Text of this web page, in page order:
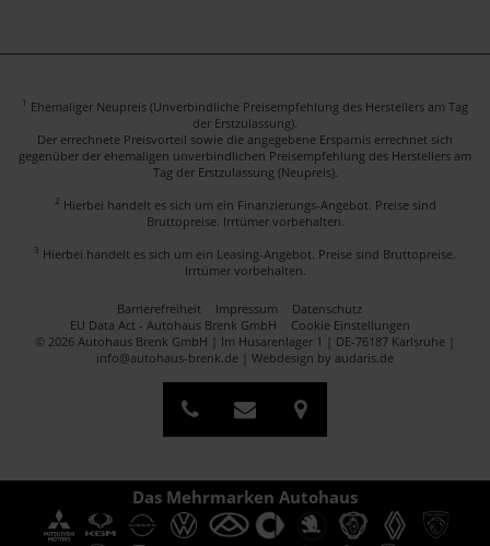
1 Ehemaliger Neupreis (Unverbindliche Preisempfehlung des Herstellers am Tag
der Erstzulassung).
Der errechnete Preisvorteil sowie die angegebene Ersparnis errechnet sich
gegenüber der ehemaligen unverbindlichen Preisempfehlung des Herstellers am
Tag der Erstzulassung (Neupreis).
2 Hierbei handelt es sich um ein Finanzierungs-Angebot. Preise sind
Bruttopreise. Irrtümer vorbehalten.
3 Hierbei handelt es sich um ein Leasing-Angebot. Preise sind Bruttopreise.
Irrtümer vorbehalten.
Barrierefreiheit Impressum
Datenschutz
EU Data Act - Autohaus Brenk GmbH
Cookie Einstellungen
© 2026 Autohaus Brenk GmbH | Im Husarenlager 1 | DE-76187 Karlsruhe |
info@autohaus-brenk.de | Webdesign by audaris.de
Das Mehrmarken Autohaus